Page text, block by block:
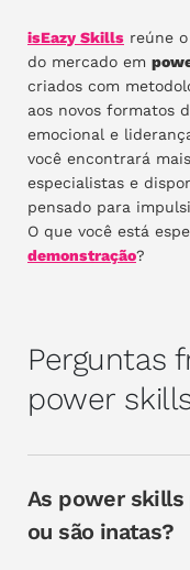
isEazy Skills reúne
do mercado em
criados com
aos novos formatos
emocional e
você encontrará
especialistas e
pensado para
O que você está
demonstração?
Perguntas
power
As power skills
ou são inatas?